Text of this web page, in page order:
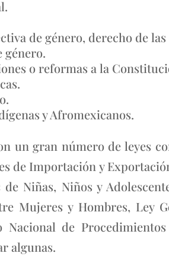
de género, derecho de
género.
o reformas a la
y Afromexicanos.
un gran número de leyes
de Importación y
de Niñas, Niños y
Mujeres y Hombres, Ley
de
algunas.